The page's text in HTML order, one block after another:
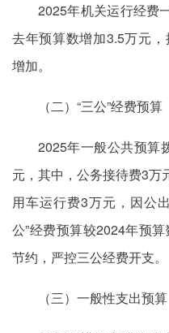
2025年机关运行经费
去年预算数增加3.5万元
增加。
（二）“三公”经费预
2025年一般公共预算
元，其中，公务接待费3万
用车运行费3万元，因公
公”经费预算较2024年预
节约，严控三公经费开支。
（三）一般性支出预算